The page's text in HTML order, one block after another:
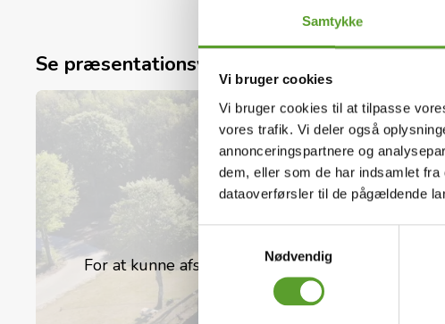
Samtykke
Vi bruger cookies
Vi bruger cookies til at tilpasse
vores trafik. Vi deler også
annonceringspartnere og
dem, eller som de har indsamlet
dataoverførsler til de pågældende
Nødvendig
6 Familie Natur hytter med 2 soverum og eget bad
Kun 10 minutters kørsel fra Herning. Rolig og
udendørs aktiviteter. Let selvbetjening ved ankomst
elektricitetstilslutning og alt, hvad du behøver for
Udforsk den omkringliggende natur, gå eller cykle
oplev naturen i dit eget tempo.
Se præsentationsvideo
For at kunne afspille videoer direkte her på
Du kanændre dit cookie-